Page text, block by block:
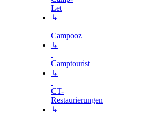
Let
↳
Campooz
↳
Camptourist
↳
CT-
Restaurierungen
↳